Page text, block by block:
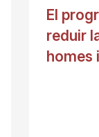
El
reduir
homes